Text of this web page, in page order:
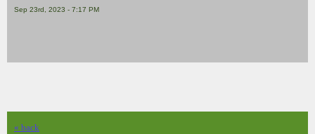
Sep 23rd, 2023 - 7:17 PM
« back